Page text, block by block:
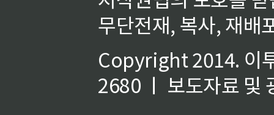
무단전재, 복사, 재배
Copyright 2014. 이
2680 ㅣ 보도자료